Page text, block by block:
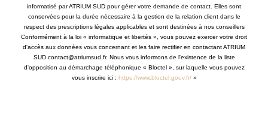
informatisé par ATRIUM SUD pour gérer votre demande de contact. Elles sont
conservées pour la durée nécessaire à la gestion de la relation client dans le
respect des prescriptions légales applicables et sont destinées à nos conseillers
Conformément à la loi « informatique et libertés », vous pouvez exercer votre droit
d'accès aux données vous concernant et les faire rectifier en contactant ATRIUM
SUD contact@atriumsud.fr. Nous vous informons de l'existence de la liste
d'opposition au démarchage téléphonique « Bloctel », sur laquelle vous pouvez
vous inscrire ici : https://www.bloctel.gouv.fr/»